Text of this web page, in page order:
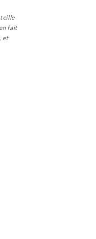
fait
et